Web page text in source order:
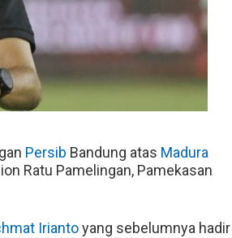
Persib Bandung atas Madura
Ratu Pamelingan, Pamekasan
Iriantoyang sebelumnya hadir